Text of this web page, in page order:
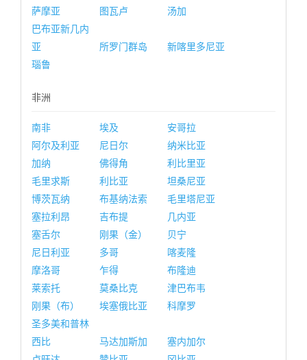
萨摩亚
图瓦卢
汤加
巴布亚新几内
亚
所罗门群岛
新喀里多尼亚
瑙鲁
非洲
南非 埃及
安哥拉
阿尔及利亚
尼日尔
纳米比亚
加纳
佛得角
利比里亚
毛里求斯
利比亚
坦桑尼亚
博茨瓦纳
布基纳法索
毛里塔尼亚
塞拉利昂
吉布提
几内亚
塞舌尔
刚果（金）
贝宁
尼日利亚
多哥
喀麦隆
摩洛哥
乍得
布隆迪
莱索托
莫桑比克
津巴布韦
刚果（布）
埃塞俄比亚
科摩罗
圣多美和普林
西比
马达加斯加
塞内加尔